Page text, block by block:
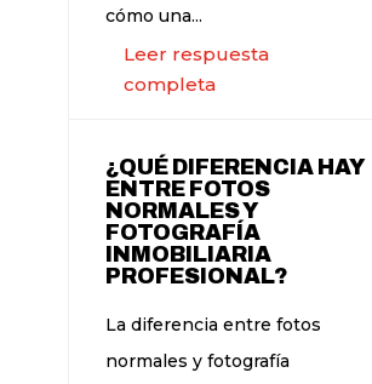
cómo una...
Leer respuesta
completa
¿QUÉ DIFERENCIA HAY
ENTRE FOTOS
NORMALES Y
FOTOGRAFÍA
INMOBILIARIA
PROFESIONAL?
La diferencia entre fotos
normales y fotografía